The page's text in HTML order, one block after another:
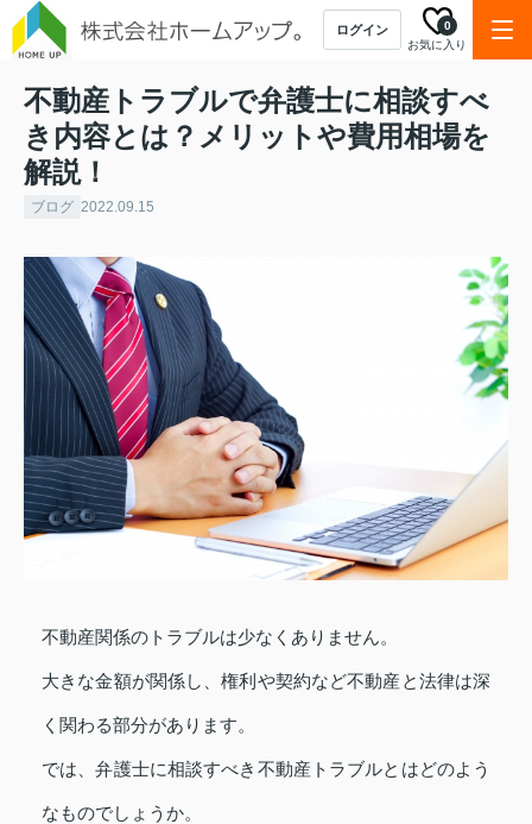
ログイン
お気に入り
0
不動産トラブルで弁護士に相談すべ
き内容とは？メリットや費用相場を
解説！
ブログ 2022.09.15
不動産関係のトラブルは少なくありません。
大きな金額が関係し、権利や契約など不動産と法律は深
く関わる部分があります。
では、弁護士に相談すべき不動産トラブルとはどのよう
なものでしょうか。